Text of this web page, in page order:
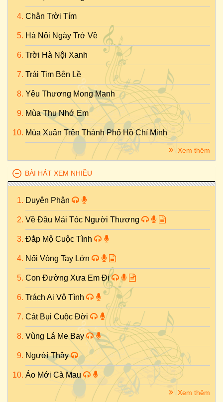
Chân Trời Tím
Hà Nội Ngày Trở Về
Trời Hà Nội Xanh
Trái Tim Bên Lề
Yêu Thương Mong Manh
Mùa Thu Nhớ Em
Mùa Xuân Trên Thành Phố Hồ Chí Minh
Xem thêm
BÀI HÁT XEM NHIỀU
Duyên Phận
Về Đâu Mái Tóc Người Thương
Đắp Mộ Cuộc Tình
Nối Vòng Tay Lớn
Con Đường Xưa Em Đi
Trách Ai Vô Tình
Cát Bụi Cuộc Đời
Vùng Lá Me Bay
Người Thầy
Áo Mới Cà Mau
Xem thêm